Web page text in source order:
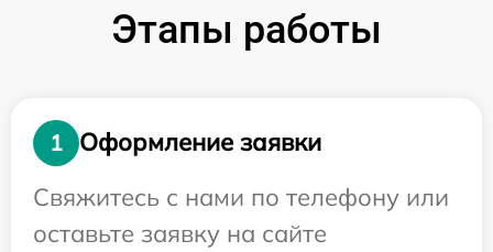
Этапы работы
1
Оформление заявки
Свяжитесь с нами по телефону или
оставьте заявку на сайте